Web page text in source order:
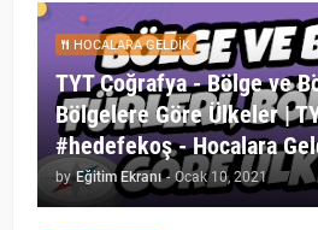
HOCALARA GELDIK
TYT Coğrafya - Bölge ve
Bölgelere Göre Ülkeler |
#hedefekoş - Hocalara
by Eğitim Ekranı - Ocak 10, 2021